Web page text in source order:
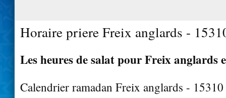
Horaire priere Freix anglards -
Les heures de salat pour Freix anglards
Calendrier ramadan Freix anglards - 15310